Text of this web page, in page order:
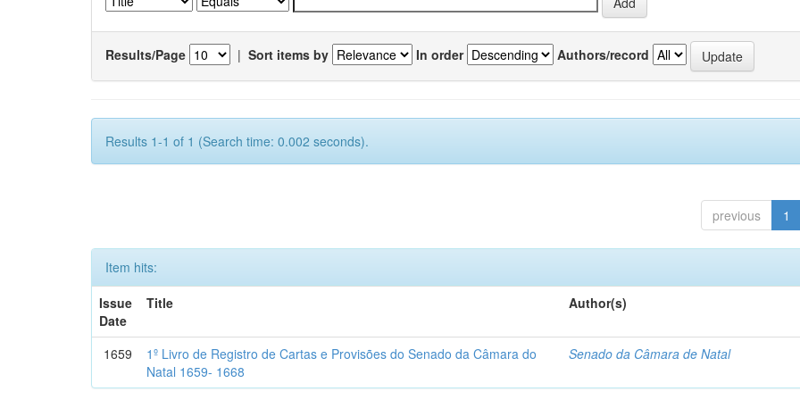
Results/Page | Sort items by In order Authors/record
Results 1-1 of 1 (Search time: 0.002 seconds).
previous 1
Item hits:
Issue
Date
Title Author(s)
1659
1º Livro de Registro de Cartas e Provisões do Senado da Câmara do
Natal 1659- 1668
Senado da Câmara de Natal